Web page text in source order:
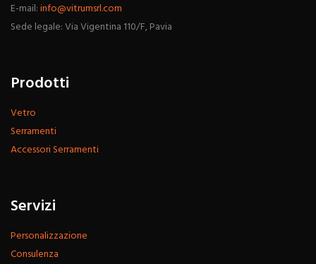
E-mail:info@vitrumsrl.com
Sede legale: Via Vigentina 110/F, Pavia
Prodotti
Vetro
Serramenti
Accessori Serramenti
Servizi
Personalizzazione
Consulenza